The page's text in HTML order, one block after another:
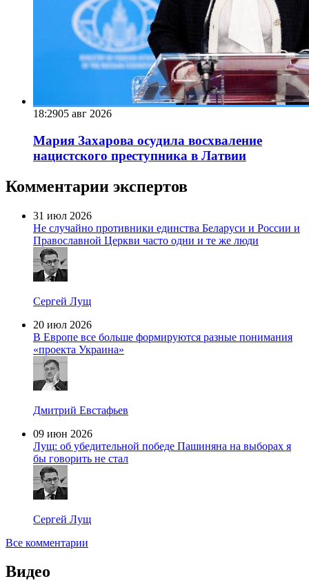
18:2905 авг 2026
Мария Захарова осудила восхваление
нацистского преступника в Латвии
Комментарии экспертов
31 июл 2026
Не случайно противники единства Беларуси и России и
Православной Церкви часто одни и те же люди
Сергей Лущ
20 июл 2026
В Европе все больше формируются разные понимания
«проекта Украина»
Дмитрий Евстафьев
09 июн 2026
Лущ: об убедительной победе Пашиняна на выборах я
бы говорить не стал
Сергей Лущ
Все комментарии
Видео